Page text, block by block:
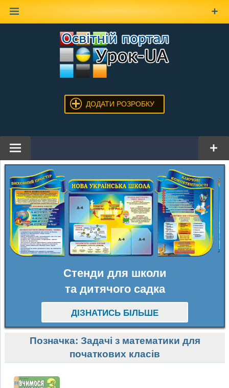
ДОДАТИ РОЗРОБКУ
Стенди для школи
та дитячого садка
ДІЗНАТИСЬ БІЛЬШЕ
Позначка: Задачі з математики для
початкових класів